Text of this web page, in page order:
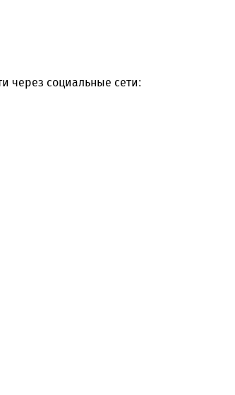
через социальные сети: